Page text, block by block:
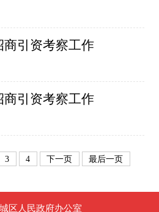
商引资考察工作
商引资考察工作
3 4 下一页 最后一页
区人民政府办公室